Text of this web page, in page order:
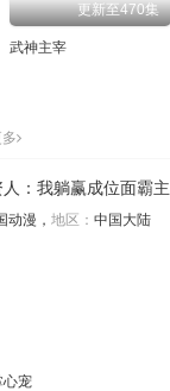
更新至470集
武神主宰
：我躺赢成位面霸主
动漫， 地区： 中国大陆
心宠